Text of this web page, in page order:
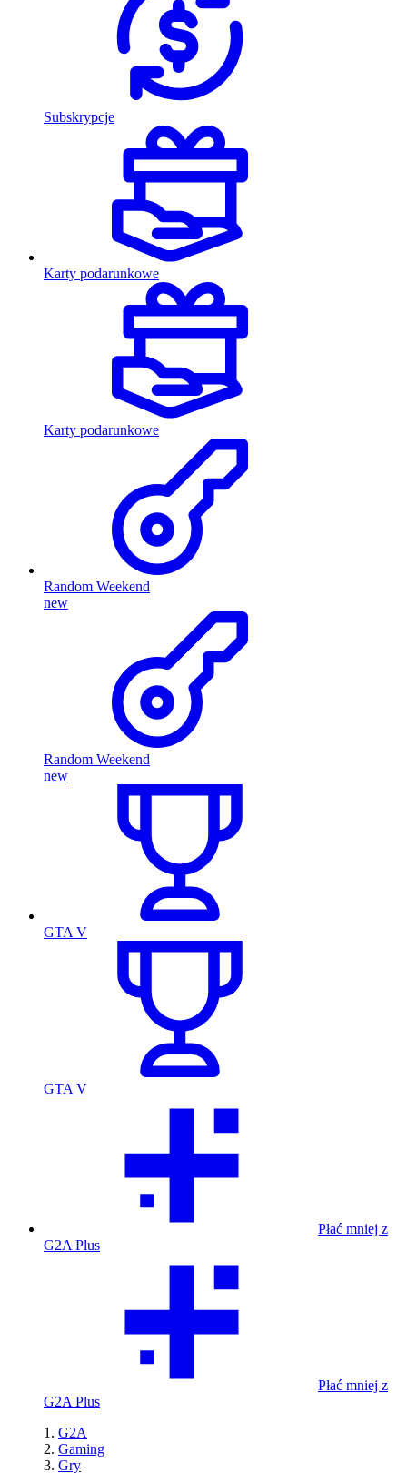
Subskrypcje
Karty podarunkowe
Karty podarunkowe
Random Weekend
new
Random Weekend
new
GTA V
GTA V
Płać mniej z
G2A Plus
Płać mniej z
G2A Plus
G2A
Gaming
Gry